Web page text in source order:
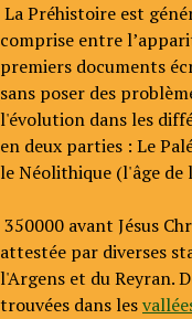
La Préhistoire est
comprise entre
premiers documents
sans poser des
l'évolution dans les
en deux parties : Le
le Néolithique (l'âge de
350000 avant Jésus
attestée par diverses
l'Argens et du Reyran.
trouvées dans les